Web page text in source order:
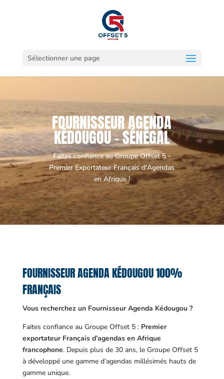
Sélectionner une page
FOURNISSEUR AGENDA
KÉDOUGOU - SÉNÉGAL
Faites confiance au Groupe Offset 5 -
Premier Exportateur Français d'Agendas
en Afrique !
FOURNISSEUR AGENDA KÉDOUGOU 100%
FRANÇAIS
Vous recherchez un Fournisseur Agenda Kédougou ?
Faites confiance au Groupe Offset 5 : Premier
exportateur Français d’agendas en Afrique
francophone. Depuis plus de 30 ans, le Groupe Offset 5
à développé une gamme d’agendas millésimés hauts de
gamme unique.